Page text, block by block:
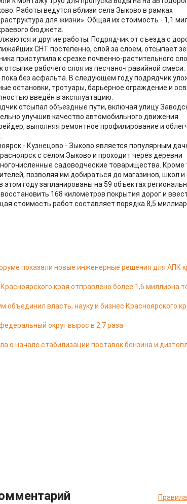
Работы ведутся вблизи села Зыково в рамках
для жизни». Общая их стоимость - 1,1
бюджета.
и другие работы. Подрядчик от съезда с
СНТ постепенно, слой за слоем, отсыпает
приступила к срезке почвенно-растительного
рабочего слоя из песчано-гравийной смеси.
пока без асфальта. В следующем году подрядчик
остановки, тротуары, барьерное ограждение и
введён в эксплуатацию.
отсыпал объездные пути, включая улицу
улучшив качество автомобильного движения.
выполняя ремонтное профилирование и
- Кузнецово - Зыково является популярным
с селом Зыково и проходит через деревни
садоводческие товарищества. Кроме
позволяя им добираться до магазинов, школ и
этом году запланированы на 59 объектах
168 километров покрытия дорог и
стоимость работ составляет порядка 8,5
показали новые инженерные решения для АПК
края отправлено более 1,6 миллиона
объединил власть, науку и бизнес Красноярского
округ вырос в 2,7 раза
о начале стабилизации поставок бензина и